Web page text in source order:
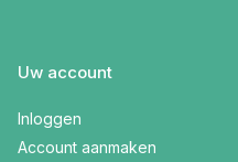
Uw account
Inloggen
Account aanmaken